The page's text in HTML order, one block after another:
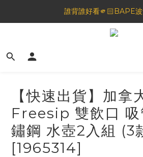
🦟蚊蟲都逃不過！可折疊伸
誰背誰好看🫵🏻BAPE波
一夜好眠🌙 無印良品 晚
【快速出貨】加
Freesip 雙飲口 吸
鏽鋼 水壺2入組 (3
[1965314]